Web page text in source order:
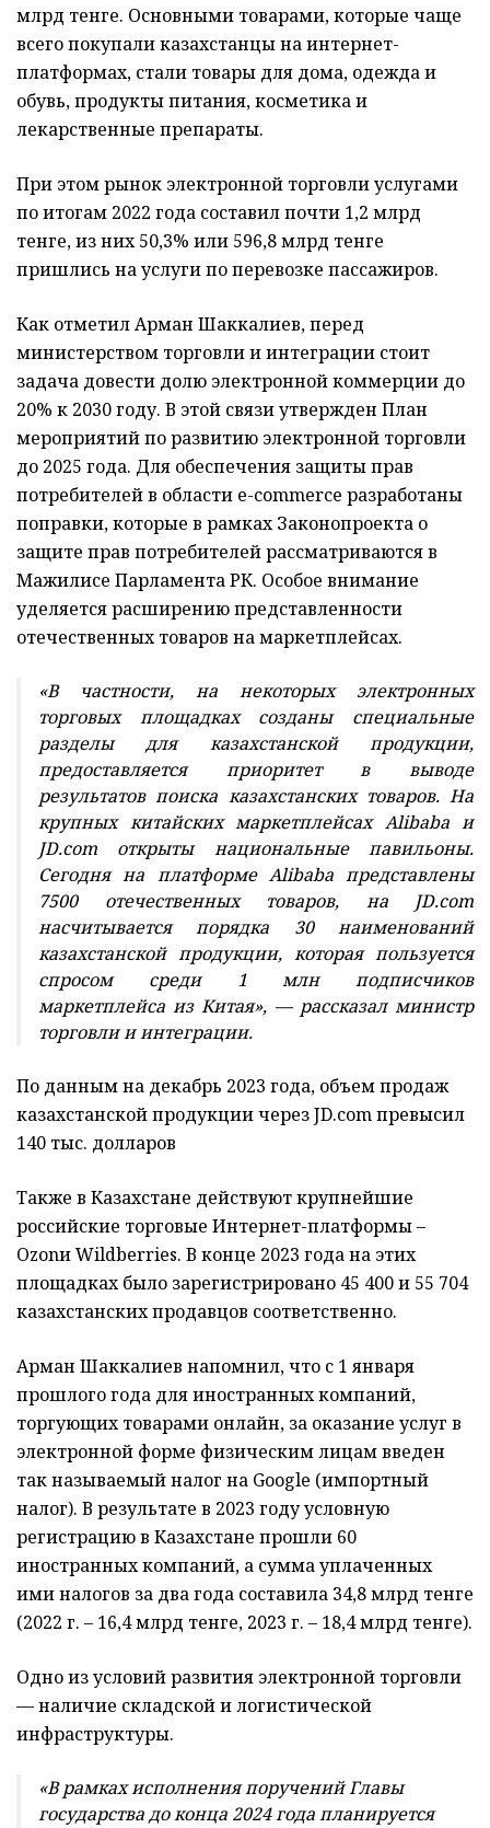
млрд тенге. Основными товарами, которые чаще
всего покупали казахстанцы на интернет-
платформах, стали товары для дома, одежда и
обувь, продукты питания, косметика и
лекарственные препараты.
При этом рынок электронной торговли услугами
по итогам 2022 года составил почти 1,2 млрд
тенге, из них 50,3% или 596,8 млрд тенге
пришлись на услуги по перевозке пассажиров.
Как отметил Арман Шаккалиев, перед
министерством торговли и интеграции стоит
задача довести долю электронной коммерции до
20% к 2030 году. В этой связи утвержден План
мероприятий по развитию электронной торговли
до 2025 года. Для обеспечения защиты прав
потребителей в области e-commerce разработаны
поправки, которые в рамках Законопроекта о
защите прав потребителей рассматриваются в
Мажилисе Парламента РК. Особое внимание
уделяется расширению представленности
отечественных товаров на маркетплейсах.
«В частности, на некоторых электронных
торговых площадках созданы специальные
разделы для казахстанской продукции,
предоставляется приоритет в выводе
результатов поиска казахстанских товаров. На
крупных китайских маркетплейсах Alibaba и
JD.com открыты национальные павильоны.
Сегодня на платформе Alibaba представлены
7500 отечественных товаров, на JD.com
насчитывается порядка 30 наименований
казахстанской продукции, которая пользуется
спросом среди 1 млн подписчиков
маркетплейса из Китая», — рассказал министр
торговли и интеграции.
По данным на декабрь 2023 года, объем продаж
казахстанской продукции через JD.com превысил
140 тыс. долларов
Также в Казахстане действуют крупнейшие
российские торговые Интернет-платформы –
Ozonи Wildberries. В конце 2023 года на этих
площадках было зарегистрировано 45 400 и 55 704
казахстанских продавцов соответственно.
Арман Шаккалиев напомнил, что с 1 января
прошлого года для иностранных компаний,
торгующих товарами онлайн, за оказание услуг в
электронной форме физическим лицам введен
так называемый налог на Google (импортный
налог). В результате в 2023 году условную
регистрацию в Казахстане прошли 60
иностранных компаний, а сумма уплаченных
ими налогов за два года составила 34,8 млрд тенге
(2022 г. – 16,4 млрд тенге, 2023 г. – 18,4 млрд тенге).
Одно из условий развития электронной торговли
— наличие складской и логистической
инфраструктуры.
«В рамках исполнения поручений Главы
государства до конца 2024 года планируется